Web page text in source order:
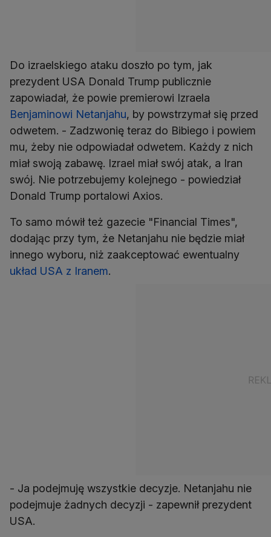
Do izraelskiego ataku doszło po tym, jak
prezydent USA Donald Trump publicznie
zapowiadał, że powie premierowi Izraela
Benjaminowi Netanjahu, by powstrzymał się przed
odwetem. - Zadzwonię teraz do Bibiego i powiem
mu, żeby nie odpowiadał odwetem. Każdy z nich
miał swoją zabawę. Izrael miał swój atak, a Iran
swój. Nie potrzebujemy kolejnego - powiedział
Donald Trump portalowi Axios.
To samo mówił też gazecie "Financial Times",
dodając przy tym, że Netanjahu nie będzie miał
innego wyboru, niż zaakceptować ewentualny
układ USA z Iranem.
- Ja podejmuję wszystkie decyzje. Netanjahu nie
podejmuje żadnych decyzji - zapewnił prezydent
USA.